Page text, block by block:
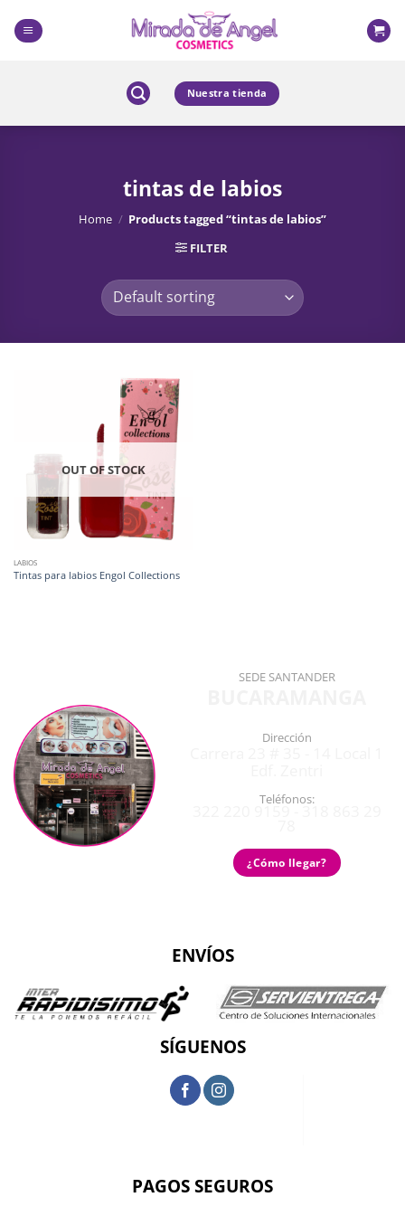
content
Nuestra tienda
tintas de labios
Home / Products tagged “tintas de labios”
FILTER
OUT OF STOCK
LABIOS
Tintas para labios Engol Collections
SEDE SANTANDER
Dirección
Teléfonos:
¿Cómo llegar?
ENVÍOS
SÍGUENOS
PAGOS SEGUROS